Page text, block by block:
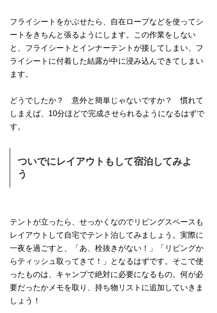
フライシートをかぶせたら、自在ロープなどを使ってシ
ートをきちんと張るようにします。この作業をしない
と、フライシートとインナーテントが接してしまい、フ
ライシートに付着した結露が中に浸み込んできてしまい
ます。
どうでしたか？ 意外と簡単じゃないですか？ 慣れて
しまえば、10分ほどで完成させられるようになるはずで
す。
ついでにレイアウトもして宿泊してみよ
う
テントが立ったら、せっかくなのでリビングスペースも
レイアウトして自宅でテント泊してみましょう。実際に
一夜を過ごすと、「あ、栓抜きがない！」「リビングか
らティッシュ取ってきて！」となるはずです。そこで使
ったものは、キャンプで絶対に必要になるもの。何が必
要だったかメモを取り、持ち物リストに追加していきま
しょう！